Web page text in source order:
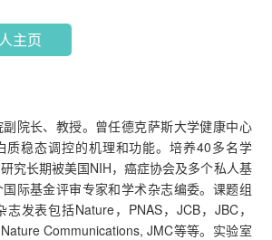
主页
院长、教授。曾任德克萨斯大学健康中心
质稳态调控的机理和功能。培养40多名学
究长期被美国NIH，癌症协会及多个私人基
际基金评审专家和学术杂志编委。课题组
发表包括Nature，PNAS，JCB，JBC，
Communications, JMC等等。实验室